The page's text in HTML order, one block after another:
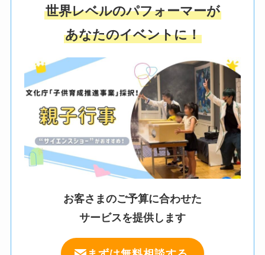
世界レベルのパフォーマーが
あなたのイベントに！
お客さまのご予算に合わせた
サービスを提供します